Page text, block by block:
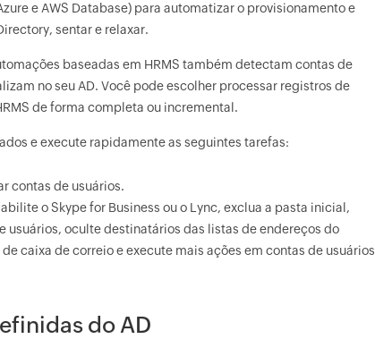
e AWS Database) para automatizar o provisionamento e
sentar e relaxar.
baseadas em HRMS também detectam contas de
no seu AD. Você pode escolher processar registros de
de forma completa ou incremental.
e execute rapidamente as seguintes tarefas:
contas de usuários.
o Skype for Business ou o Lync, exclua a pasta inicial,
usuários, oculte destinatários das listas de endereços do
caixa de correio e execute mais ações em contas de usuários
do AD